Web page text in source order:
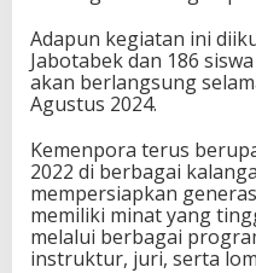
Adapun kegiatan ini
Jabotabek dan 186
akan berlangsung
Agustus 2024.
Kemenpora terus
2022 di berbagai
mempersiapkan
memiliki minat yang
melalui berbagai
instruktur, juri, serta